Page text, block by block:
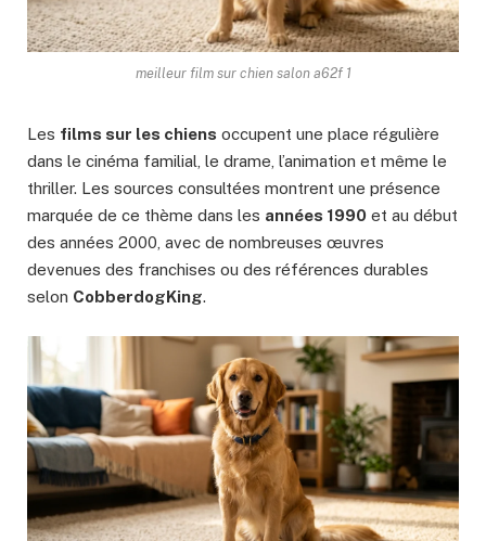
meilleur film sur chien salon a62f 1
Les films sur les chiens occupent une place régulière
dans le cinéma familial, le drame, l’animation et même le
thriller. Les sources consultées montrent une présence
marquée de ce thème dans les années 1990 et au début
des années 2000, avec de nombreuses œuvres
devenues des franchises ou des références durables
selon CobberdogKing.